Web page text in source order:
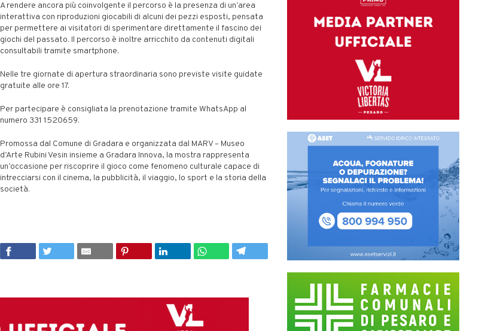
A rendere ancora più coinvolgente il percorso è la presenza di un’area
interattiva con riproduzioni giocabili di alcuni dei pezzi esposti, pensata
per permettere ai visitatori di sperimentare direttamente il fascino dei
giochi del passato. Il percorso è inoltre arricchito da contenuti digitali
consultabili tramite smartphone.
Nelle tre giornate di apertura straordinaria sono previste visite guidate
gratuite alle ore 17.
Per partecipare è consigliata la prenotazione tramite WhatsApp al
numero 331 1520659.
Promossa dal Comune di Gradara e organizzata dal MARV – Museo
d’Arte Rubini Vesin insieme a Gradara Innova, la mostra rappresenta
un’occasione per riscoprire il gioco come fenomeno culturale capace di
intrecciarsi con il cinema, la pubblicità, il viaggio, lo sport e la storia della
società.